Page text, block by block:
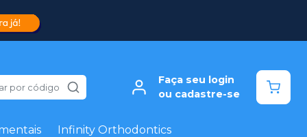
por código
Faça seu login
ou cadastre-se
Infinity Orthodontics